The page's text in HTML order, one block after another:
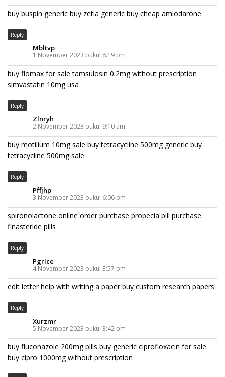
buy buspin generic buy zetia generic buy cheap amiodarone
Reply
Mbltvp
1 November 2023 pukul 8:19 pm
buy flomax for saletamsulosin 0.2mg without prescription
simvastatin 10mg usa
Reply
Zlnryh
2 November 2023 pukul 9:10 am
buy motilium 10mg sale buy tetracycline 500mg generic buy
tetracycline 500mg sale
Reply
Pffjhp
3 November 2023 pukul 6:06 pm
spironolactone online orderpurchase propecia pill purchase
finasteride pills
Reply
Pgrlce
4 November 2023 pukul 3:57 pm
edit letterhelp with writing a paperbuy custom research papers
Reply
Xurzmr
5 November 2023 pukul 3:42 pm
buy fluconazole 200mg pills buy generic ciprofloxacin for sale
buy cipro 1000mg without prescription